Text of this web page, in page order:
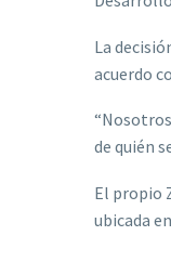
La
acuerdo
de quién
El propio
ubicada